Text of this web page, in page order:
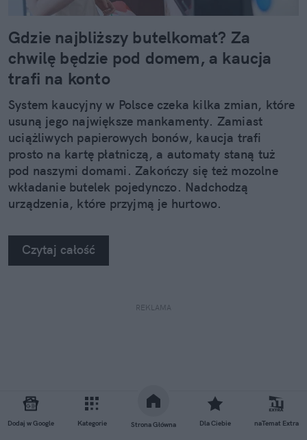
Dodaj w Google Kategorie Strona Główna Dla Ciebie naTemat Extra
Gdzie najbliższy butelkomat? Za
chwilę będzie pod domem, a kaucja
trafi na konto
System kaucyjny w Polsce czeka kilka zmian, które
usuną jego największe mankamenty. Zamiast
uciążliwych papierowych bonów, kaucja trafi
prosto na kartę płatniczą, a automaty staną tuż
pod naszymi domami. Zakończy się też mozolne
wkładanie butelek pojedynczo. Nadchodzą
urządzenia, które przyjmą je hurtowo.
Czytaj całość
REKLAMA